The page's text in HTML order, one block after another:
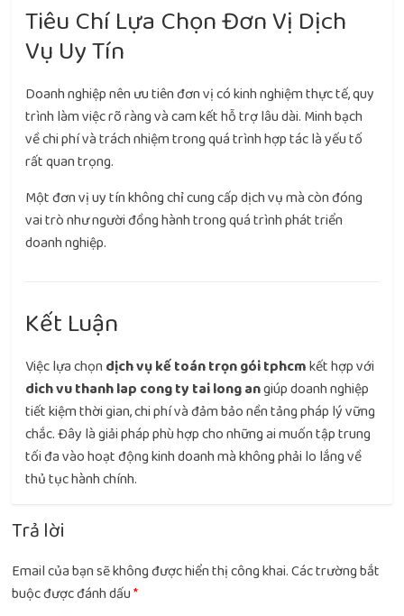
Tiêu Chí Lựa Chọn Đơn Vị Dịch
Vụ Uy Tín
Doanh nghiệp nên ưu tiên đơn vị có kinh nghiệm thực tế, quy
trình làm việc rõ ràng và cam kết hỗ trợ lâu dài. Minh bạch
về chi phí và trách nhiệm trong quá trình hợp tác là yếu tố
rất quan trọng.
Một đơn vị uy tín không chỉ cung cấp dịch vụ mà còn đóng
vai trò như người đồng hành trong quá trình phát triển
doanh nghiệp.
Kết Luận
Việc lựa chọn dịch vụ kế toán trọn gói tphcmkết hợp với
dich vu thanh lap cong ty tai long angiúp doanh nghiệp
tiết kiệm thời gian, chi phí và đảm bảo nền tảng pháp lý vững
chắc. Đây là giải pháp phù hợp cho những ai muốn tập trung
tối đa vào hoạt động kinh doanh mà không phải lo lắng về
thủ tục hành chính.
Trả lời
Email của bạn sẽ không được hiển thị công khai.Các trường bắt
buộc được đánh dấu*